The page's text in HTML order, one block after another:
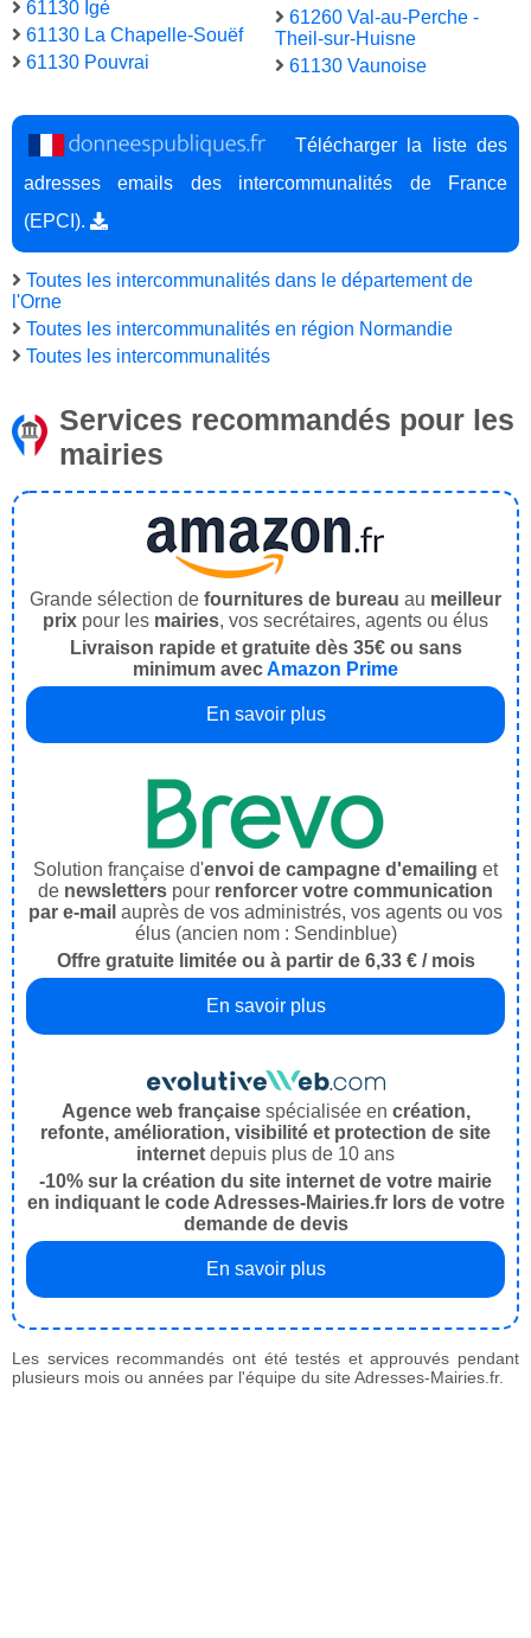
61130 Igé
61130 La Chapelle-Souëf
61130 Pouvrai
61260 Val-au-Perche -
Theil-sur-Huisne
61130 Vaunoise
Télécharger la liste des
adresses emails des intercommunalités de France
(EPCI).
Toutes les intercommunalités dans le département de
l'Orne
Toutes les intercommunalités en région Normandie
Toutes les intercommunalités
Services recommandés pour les
mairies
Grande sélection de fournitures de bureau au meilleur
prix pour les mairies, vos secrétaires, agents ou élus
Livraison rapide et gratuite dès 35€ ou sans
minimum avecAmazon Prime
En savoir plus
Solution française d'envoi de campagne d'emailing et
de newsletters pour renforcer votre communication
par e-mail auprès de vos administrés, vos agents ou vos
élus (ancien nom : Sendinblue)
Offre gratuite limitée ou à partir de 6,33 € / mois
En savoir plus
Agence web françaisespécialisée en création,
refonte, amélioration, visibilité et protection de site
internet depuis plus de 10 ans
-10% sur la création du site internet de votre mairie
en indiquant le code Adresses-Mairies.fr lors de votre
demande de devis
En savoir plus
Les services recommandés ont été testés et approuvés pendant
plusieurs mois ou années par l'équipe du site Adresses-Mairies.fr.